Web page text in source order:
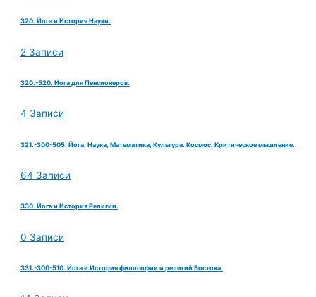
320. Йога и История Науки.
2 Записи
320.-520. Йога для Пенсионеров.
4 Записи
321.-300-505. Йога, Наука, Математика, Культура. Космос. Критическое мышление.
64 Записи
330. Йога и История Религии.
0 Записи
331.-300-510. Йога и История философии и религий Востока.